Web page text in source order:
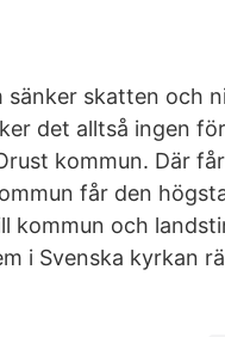
skatten och
det alltså ingen
kommun. Där
får den
kommun och
i Svenska kyrkan